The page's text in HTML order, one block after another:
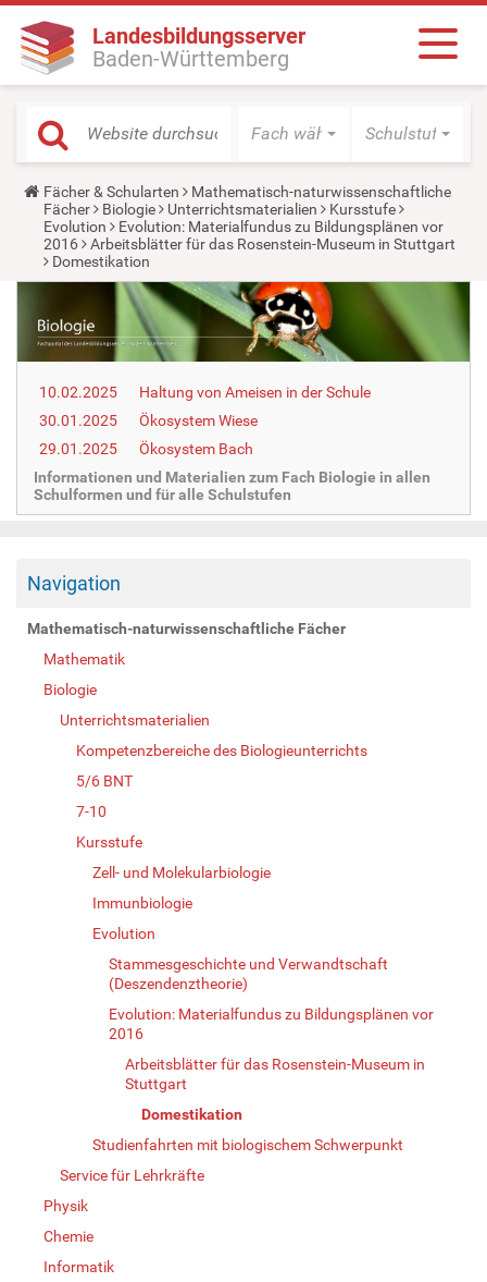
Landesbildungsserver
Baden-Württemberg
Fach wählen Schulstufe
Y
o
u
a
r
e
r
e
:
Fächer & Schularten
Mathematisch-naturwissenschaftliche
Fächer
Biologie Unterrichtsmaterialien
Kursstufe
Evolution
Evolution: Materialfundus zu Bildungsplänen vor
2016
Arbeitsblätter für das Rosenstein-Museum in Stuttgart
Domestikation
10.02.2025
Haltung von Ameisen in der Schule
30.01.2025
Ökosystem Wiese
29.01.2025
Ökosystem Bach
Informationen und Materialien zum Fach Biologie in allen
Schulformen und für alle Schulstufen
Navigation
Mathematisch-naturwissenschaftliche Fächer
Mathematik
Biologie
Unterrichtsmaterialien
Kompetenzbereiche des Biologieunterrichts
5/6 BNT
7-10
Kursstufe
Zell- und Molekularbiologie
Immunbiologie
Evolution
Stammesgeschichte und Verwandtschaft
(Deszendenztheorie)
Evolution: Materialfundus zu Bildungsplänen vor
2016
Arbeitsblätter für das Rosenstein-Museum in
Stuttgart
Domestikation
Studienfahrten mit biologischem Schwerpunkt
Service für Lehrkräfte
Physik
Chemie
Informatik